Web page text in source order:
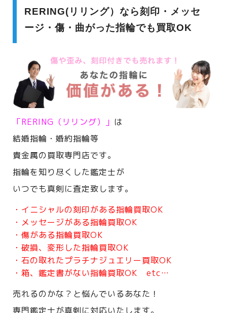
RERING(リリング）なら刻印・メッセ
ージ・傷・曲がった指輪でも買取OK
「RERING（リリング）」 は
結婚指輪・婚約指輪等
貴金属の買取専門店です。
指輪を知り尽くした鑑定士が
いつでも真剣に査定致します。
・イニシャルの刻印がある指輪買取OK
・メッセージがある指輪買取OK
・傷がある指輪買取OK
・破損、変形した指輪買取OK
・石の取れたプラチナジュエリー買取OK
・箱、鑑定書がない指輪買取OK etc…
売れるのかな？と悩んでいるあなた！
専門鑑定士が真剣に対応いたします。